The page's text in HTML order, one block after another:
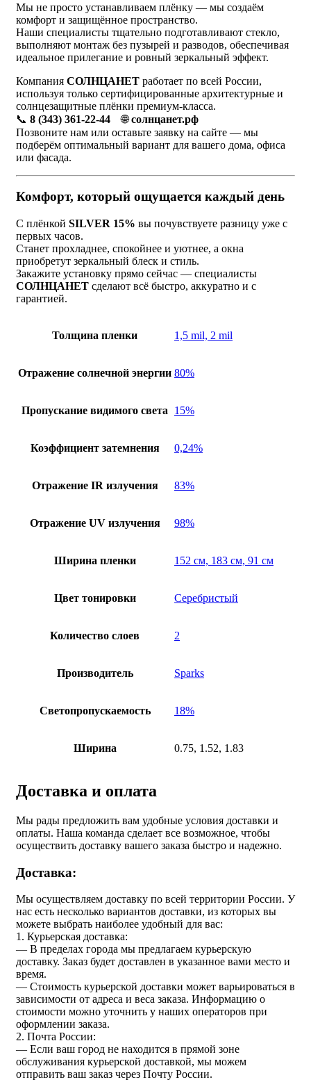
Мы не просто устанавливаем плёнку — мы создаём
комфорт и защищённое пространство.
Наши специалисты тщательно подготавливают стекло,
выполняют монтаж без пузырей и разводов, обеспечивая
идеальное прилегание и ровный зеркальный эффект.
Компания СОЛНЦАНЕТ работает по всей России,
используя только сертифицированные архитектурные и
солнцезащитные плёнки премиум-класса.
📞 8 (343) 361-22-44 🌐солнцанет.рф
Позвоните нам или оставьте заявку на сайте — мы
подберём оптимальный вариант для вашего дома, офиса
или фасада.
Комфорт, который ощущается каждый день
С плёнкой SILVER 15% вы почувствуете разницу уже с
первых часов.
Станет прохладнее, спокойнее и уютнее, а окна
приобретут зеркальный блеск и стиль.
Закажите установку прямо сейчас — специалисты
СОЛНЦАНЕТ сделают всё быстро, аккуратно и с
гарантией.
Толщина пленки 1,5 mil, 2 mil
Отражение солнечной энергии 80%
Пропускание видимого света 15%
Коэффициент затемнения 0,24%
Отражение IR излучения 83%
Отражение UV излучения 98%
Ширина пленки 152 см, 183 см, 91 см
Цвет тонировки Серебристый
Количество слоев 2
Производитель Sparks
Светопропускаемость 18%
Ширина 0.75, 1.52, 1.83
Доставка и оплата
Мы рады предложить вам удобные условия доставки и
оплаты. Наша команда сделает все возможное, чтобы
осуществить доставку вашего заказа быстро и надежно.
Доставка:
Мы осуществляем доставку по всей территории России. У
нас есть несколько вариантов доставки, из которых вы
можете выбрать наиболее удобный для вас:
1. Курьерская доставка:
— В пределах города мы предлагаем курьерскую
доставку. Заказ будет доставлен в указанное вами место и
время.
— Стоимость курьерской доставки может варьироваться в
зависимости от адреса и веса заказа. Информацию о
стоимости можно уточнить у наших операторов при
оформлении заказа.
2. Почта России:
— Если ваш город не находится в прямой зоне
обслуживания курьерской доставкой, мы можем
отправить ваш заказ через Почту России.